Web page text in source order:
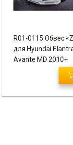
R01-0115 Обвес
для Hyundai
Avante MD 2010+